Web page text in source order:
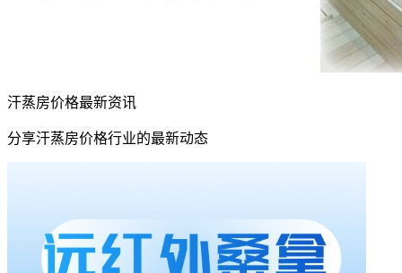
汗蒸房价格最新资讯
分享汗蒸房价格行业的最新动态